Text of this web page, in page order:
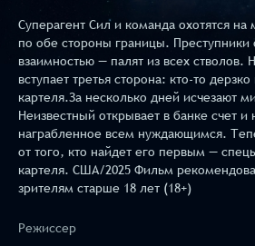
Суперагент Сил и команда охотятся на
по обе стороны границы. Преступники
взаимностью — палят из всех стволов.
вступает третья сторона: кто-то
картеля.За несколько дней исчезают
Неизвестный открывает в банке счет и
награбленное всем нуждающимся.
от того, кто найдет его первым —
картеля. США/2025 Фильм
зрителям старше 18 лет (18+)
Режиссер